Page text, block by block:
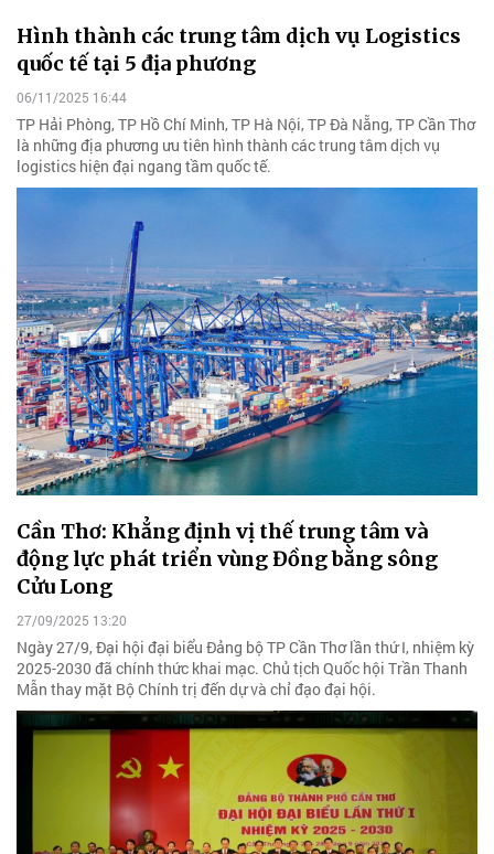
Hình thành các trung tâm dịch vụ Logistics
quốc tế tại 5 địa phương
06/11/2025 16:44
TP Hải Phòng, TP Hồ Chí Minh, TP Hà Nội, TP Đà Nẵng, TP Cần Thơ
là những địa phương ưu tiên hình thành các trung tâm dịch vụ
logistics hiện đại ngang tầm quốc tế.
Cần Thơ: Khẳng định vị thế trung tâm và
động lực phát triển vùng Đồng bằng sông
Cửu Long
27/09/2025 13:20
Ngày 27/9, Đại hội đại biểu Đảng bộ TP Cần Thơ lần thứ I, nhiệm kỳ
2025-2030 đã chính thức khai mạc. Chủ tịch Quốc hội Trần Thanh
Mẫn thay mặt Bộ Chính trị đến dự và chỉ đạo đại hội.